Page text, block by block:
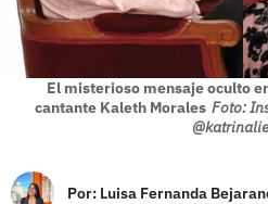
El misterioso mensaje oculto
cantante Kaleth Morales Foto:
Por: Luisa Fernanda